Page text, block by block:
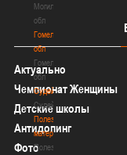
Могилевская
обл
Гомельская
обл
Гомельская
обл
Судейство
Судейство
Полезные
материалы
Полезные
Актуально
Чемпионат Женщины
Детские школы
Антидопинг
Фото